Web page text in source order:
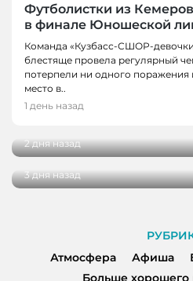
Футболистки из
в финале Юношеской
Команда «Кузбасс-СШОР-
блестяще провела регулярный
потерпели ни одного поражения
место в..
1 день назад
НОВОСТИ, НОВОСТИ
В Кемерове выбрали
2 дня назад
НОВОСТИ, НОВОСТИ
НОВОКУЗНЕЦКА
проектов
3 дня назад
Атмосфера
Афиша
Больше хорошего